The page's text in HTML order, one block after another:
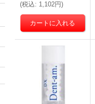
(税込: 1,102円)